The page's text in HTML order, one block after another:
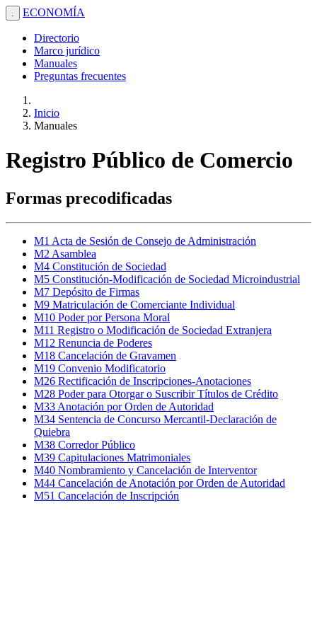
. ECONOMÍA
Directorio
Marco jurídico
Manuales
Preguntas frecuentes
Inicio
Manuales
Registro Público de Comercio
Formas precodificadas
M1 Acta de Sesión de Consejo de Administración
M2 Asamblea
M4 Constitución de Sociedad
M5 Constitución-Modificación de Sociedad Microindustrial
M7 Depósito de Firmas
M9 Matriculación de Comerciante Individual
M10 Poder por Persona Moral
M11 Registro o Modificación de Sociedad Extranjera
M12 Renuncia de Poderes
M18 Cancelación de Gravamen
M19 Convenio Modificatorio
M26 Rectificación de Inscripciones-Anotaciones
M28 Poder para Otorgar o Suscribir Títulos de Crédito
M33 Anotación por Orden de Autoridad
M34 Sentencia de Concurso Mercantil-Declaración de
Quiebra
M38 Corredor Público
M39 Capitulaciones Matrimoniales
M40 Nombramiento y Cancelación de Interventor
M44 Cancelación de Anotación por Orden de Autoridad
M51 Cancelación de Inscripción